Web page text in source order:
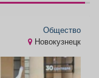
Общество
Новокузнецк